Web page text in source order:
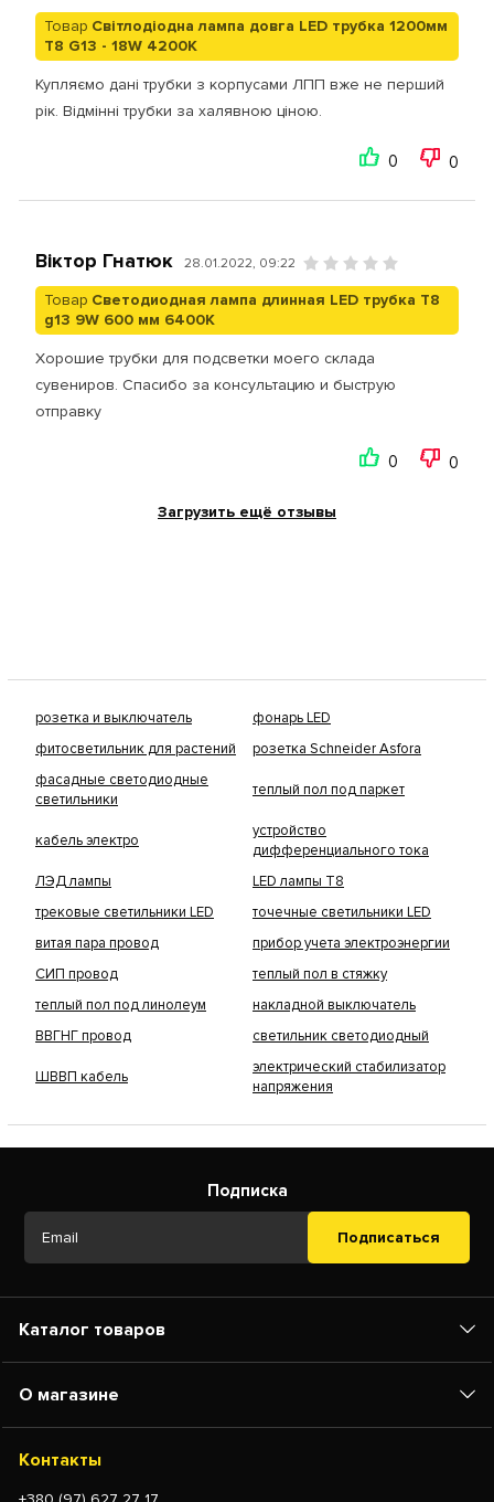
Товар Світлодіодна лампа довга LED трубка 1200мм
T8 G13 - 18W 4200K
Купляємо дані трубки з корпусами ЛПП вже не перший
рік. Відмінні трубки за халявною ціною.
0 0
Віктор Гнатюк 28.01.2022, 09:22
Товар Светодиодная лампа длинная LED трубка T8
g13 9W 600 мм 6400К
Хорошие трубки для подсветки моего склада
сувениров. Спасибо за консультацию и быструю
отправку
0 0
Загрузить ещё отзывы
розетка и выключатель
фонарь LED
фитосветильник для растений
розетка Schneider Asfora
фасадные светодиодные
светильники
теплый пол под паркет
кабель электро
устройство
дифференциального тока
ЛЭД лампы
LED лампы Т8
трековые светильники LED
точечные светильники LED
витая пара провод
прибор учета электроэнергии
СИП провод
теплый пол в стяжку
теплый пол под линолеум
накладной выключатель
ВВГНГ провод
светильник светодиодный
ШВВП кабель
электрический стабилизатор
напряжения
Подписка
Подписаться
Каталог товаров
О магазине
Контакты